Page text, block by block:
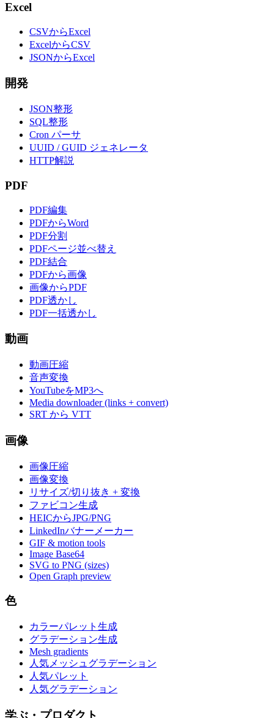
Excel
CSVからExcel
ExcelからCSV
JSONからExcel
開発
JSON整形
SQL整形
Cron パーサ
UUID / GUID ジェネレータ
HTTP解説
PDF
PDF編集
PDFからWord
PDF分割
PDFページ並べ替え
PDF結合
PDFから画像
画像からPDF
PDF透かし
PDF一括透かし
動画
動画圧縮
音声変換
YouTubeをMP3へ
Media downloader (links + convert)
SRT から VTT
画像
画像圧縮
画像変換
リサイズ/切り抜き + 変換
ファビコン生成
HEICからJPG/PNG
LinkedInバナーメーカー
GIF & motion tools
Image Base64
SVG to PNG (sizes)
Open Graph preview
色
カラーパレット生成
グラデーション生成
Mesh gradients
人気メッシュグラデーション
人気パレット
人気グラデーション
学ぶ・プロダクト